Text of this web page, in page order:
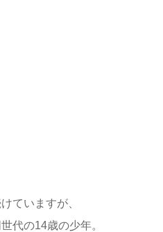
ていますが、
代の14歳の少年。